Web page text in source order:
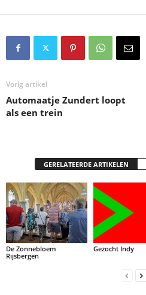
Vorig artikel
Automaatje Zundert loopt
als een trein
GERELATEERDE ARTIKELEN
De Zonnebloem
Rijsbergen
Gezocht Indy